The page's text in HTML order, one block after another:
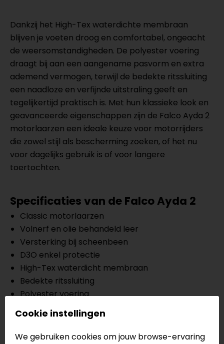
Dankzij het High-Tex waterdichte membraan
blijven je voeten droog en comfortabel, ongeacht
de weersomstandigheden. De polyester voering
draagt bij aan een aangename pasvorm en extra
ademend vermogen, terwijl de bedekte ritssluiting
een naadloze en verfijnde uitstraling geeft en
tegelijkertijd praktisch is. Met hun klassieke look en
geavanceerde eigenschappen zijn de Falco Ayda 2
motorlaarzen een ideale keuze voor motorrijders
die zowel stijl als bescherming zoeken, of het nu
voor dagelijks gebruik is of voor langere
toertochten.
Specificaties van de Falco Ayda 2
Classic motorlaarzen
Volnerf en olie behandeld leer
Versterking bij scheenbeen
D3O enkel protectie
High-Tex waterdicht membraan
Bedekte ritssluiting
Polyester voering
Antislip rubberen zool
CE EN13634
Cookie instellingen
We gebruiken cookies om jouw browse-ervaring